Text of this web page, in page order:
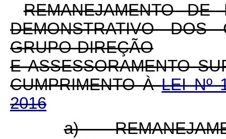
REMANEJAMENTO DE
DEMONSTRATIVO
GRUPO-DIREÇÃO
E ASSESSORAMENTO
CUMPRIMENTO ÀLEI Nº
2016
a)